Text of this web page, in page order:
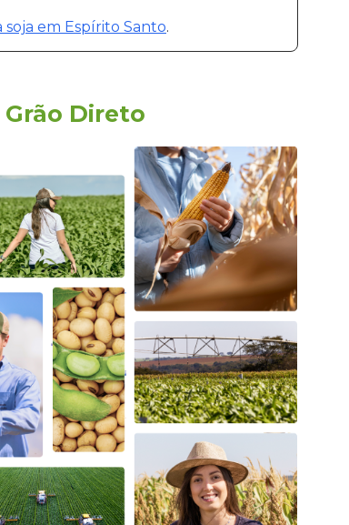
soja em Espírito Santo.
Grão Direto